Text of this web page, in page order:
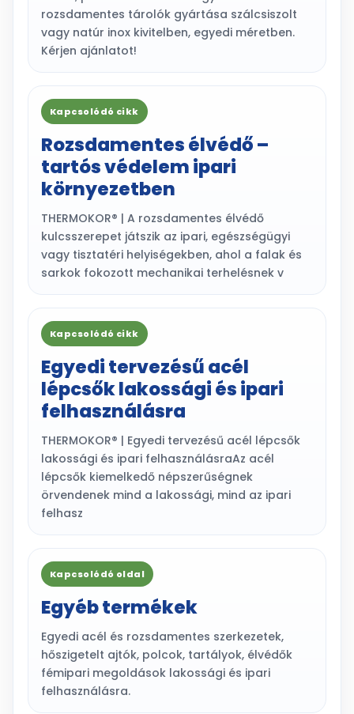
rozsdamentes tárolók gyártása szálcsiszolt
vagy natúr inox kivitelben, egyedi méretben.
Kérjen ajánlatot!
Kapcsolódó cikk
Rozsdamentes élvédő –
tartós védelem ipari
környezetben
THERMOKOR® | A rozsdamentes élvédő
kulcsszerepet játszik az ipari, egészségügyi
vagy tisztatéri helyiségekben, ahol a falak és
sarkok fokozott mechanikai terhelésnek v
Kapcsolódó cikk
Egyedi tervezésű acél
lépcsők lakossági és ipari
felhasználásra
THERMOKOR® | Egyedi tervezésű acél lépcsők
lakossági és ipari felhasználásraAz acél
lépcsők kiemelkedő népszerűségnek
örvendenek mind a lakossági, mind az ipari
felhasz
Kapcsolódó oldal
Egyéb termékek
Egyedi acél és rozsdamentes szerkezetek,
hőszigetelt ajtók, polcok, tartályok, élvédők
fémipari megoldások lakossági és ipari
felhasználásra.